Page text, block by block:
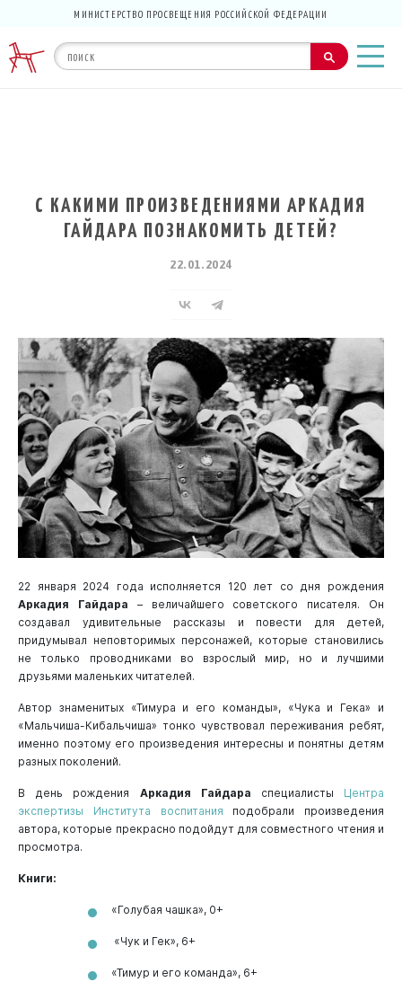
МИНИСТЕРСТВО ПРОСВЕЩЕНИЯ РОССИЙСКОЙ ФЕДЕРАЦИИ
С КАКИМИ ПРОИЗВЕДЕНИЯМИ АРКАДИЯ
ГАЙДАРА ПОЗНАКОМИТЬ ДЕТЕЙ?
22.01.2024
22 января 2024 года исполняется 120 лет со дня рождения
Аркадия Гайдара – величайшего советского писателя. Он
создавал удивительные рассказы и повести для детей,
придумывал неповторимых персонажей, которые становились
не только проводниками во взрослый мир, но и лучшими
друзьями маленьких читателей.
Автор знаменитых «Тимура и его команды», «Чука и Гека» и
«Мальчиша-Кибальчиша» тонко чувствовал переживания ребят,
именно поэтому его произведения интересны и понятны детям
разных поколений.
В день рождения Аркадия Гайдара специалисты Центра
экспертизы Института воспитания подобрали произведения
автора, которые прекрасно подойдут для совместного чтения и
просмотра.
Книги:
«Голубая чашка», 0+
«Чук и Гек», 6+
«Тимур и его команда», 6+